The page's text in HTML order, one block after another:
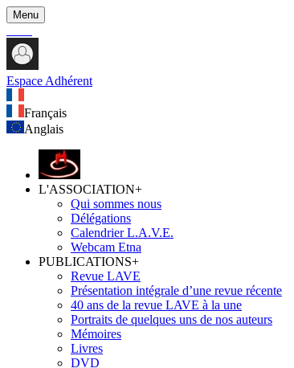
Menu
Espace Adhérent
Français
Anglais
L'ASSOCIATION+
Qui sommes nous
Délégations
Calendrier L.A.V.E.
Webcam Etna
PUBLICATIONS+
Revue LAVE
Présentation intégrale d’une revue récente
40 ans de la revue LAVE à la une
Portraits de quelques uns de nos auteurs
Mémoires
Livres
DVD